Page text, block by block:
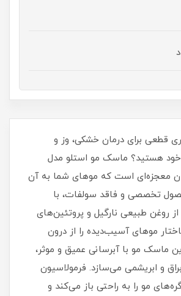
قطعی برای درمان خشکی، وز و
هستید؟ ماسک مو استلو مدل
معجزه‌ای است که موهای شما به آن
تخصصی و فاقد سولفات، با
روغن طبیعی نارگیل و پروتئین‌های
موهای آسیب‌دیده را از درون
ماسک مو با آبرسانی عمیق و موثر،
براق و ابریشمی می‌سازد. فرمولاسیون
مو را به راحتی باز می‌کند و